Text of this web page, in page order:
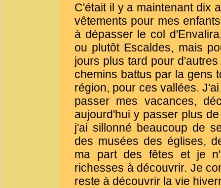
C'était il y a maintenant dix
vêtements pour mes
à dépasser le col
ou plutôt Escaldes, mais
jours plus tard pour
chemins battus par la gens
région, pour ces vallées.
passer mes vacances,
aujourd'hui y passer plus
j'ai sillonné beaucoup de
des musées des églises,
ma part des fêtes et je
richesses à découvrir. Je
reste à découvrir la vie